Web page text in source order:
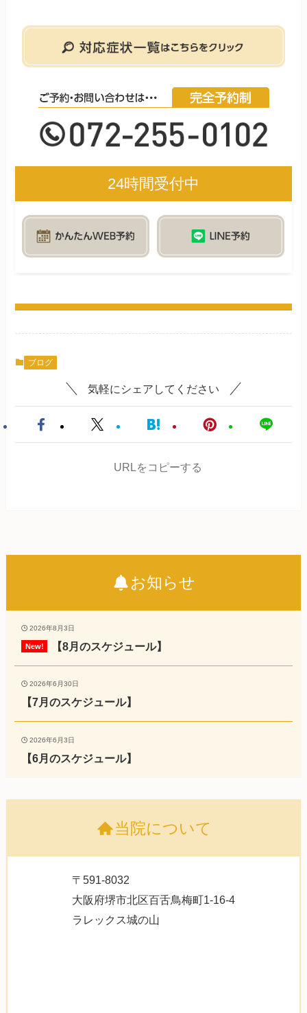
24時間受付中
ブログ
気軽にシェアしてください
URLをコピーする
お知らせ
2026年8月3日
【8月のスケジュール】
2026年6月30日
【7月のスケジュール】
2026年6月3日
【6月のスケジュール】
当院について
〒591-8032
大阪府堺市北区百舌鳥梅町1-16-4
ラレックス城の山